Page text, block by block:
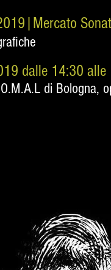
|Mercato
dalle 14:30 alle
di Bologna,